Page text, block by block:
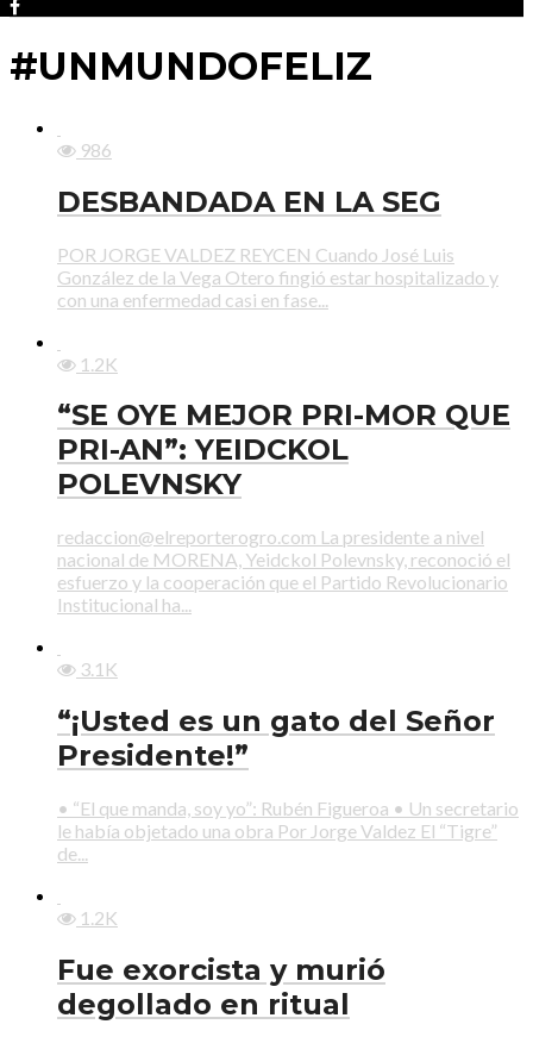
#UNMUNDOFELIZ
986
DESBANDADA EN LA SEG
POR JORGE VALDEZ REYCEN Cuando José Luis
González de la Vega Otero fingió estar hospitalizado y
con una enfermedad casi en fase...
1.2K
“SE OYE MEJOR PRI-MOR QUE
PRI-AN”: YEIDCKOL
POLEVNSKY
redaccion@elreporterogro.com La presidente a nivel
nacional de MORENA, Yeidckol Polevnsky, reconoció el
esfuerzo y la cooperación que el Partido Revolucionario
Institucional ha...
3.1K
“¡Usted es un gato del Señor
Presidente!”
• “El que manda, soy yo”: Rubén Figueroa • Un secretario
le había objetado una obra Por Jorge Valdez El “Tigre”
de...
1.2K
Fue exorcista y murió
degollado en ritual